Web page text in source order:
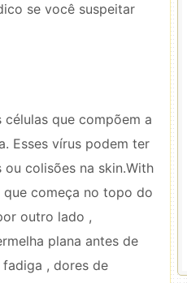
se você suspeitar
que compõem a
Esses vírus podem ter
colisões na skin.With
começa no topo do
outro lado ,
plana antes de
, dores de